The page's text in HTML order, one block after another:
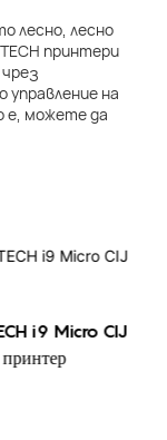
лесно, лесно
принтери
на
е, можете да
i9 Micro CIJ
принтер